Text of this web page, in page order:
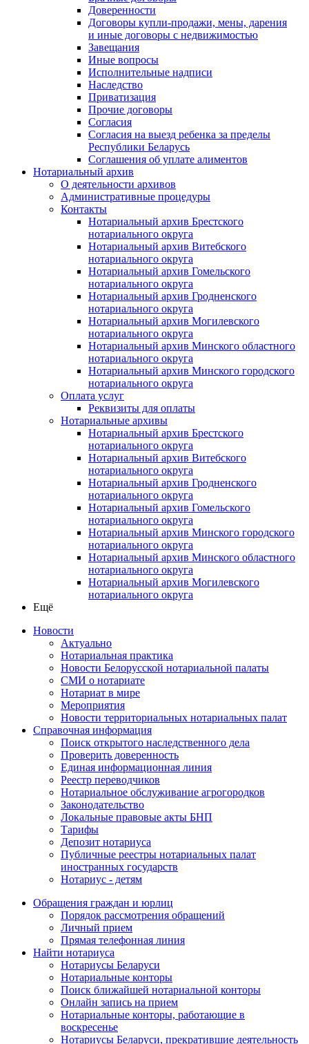
Доверенности
Договоры купли-продажи, мены, дарения
и иные договоры с недвижимостью
Завещания
Иные вопросы
Исполнительные надписи
Наследство
Приватизация
Прочие договоры
Согласия
Согласия на выезд ребенка за пределы
Республики Беларусь
Соглашения об уплате алиментов
Нотариальный архив
О деятельности архивов
Административные процедуры
Контакты
Нотариальный архив Брестского
нотариального округа
Нотариальный архив Витебского
нотариального округа
Нотариальный архив Гомельского
нотариального округа
Нотариальный архив Гродненского
нотариального округа
Нотариальный архив Могилевского
нотариального округа
Нотариальный архив Минского областного
нотариального округа
Нотариальный архив Минского городского
нотариального округа
Оплата услуг
Реквизиты для оплаты
Нотариальные архивы
Нотариальный архив Брестского
нотариального округа
Нотариальный архив Витебского
нотариального округа
Нотариальный архив Гродненского
нотариального округа
Нотариальный архив Гомельского
нотариального округа
Нотариальный архив Минского городского
нотариального округа
Нотариальный архив Минского областного
нотариального округа
Нотариальный архив Могилевского
нотариального округа
Ещё
Новости
Актуально
Нотариальная практика
Новости Белорусской нотариальной палаты
СМИ о нотариате
Нотариат в мире
Мероприятия
Новости территориальных нотариальных палат
Справочная информация
Поиск открытого наследственного дела
Проверить доверенность
Единая информационная линия
Реестр переводчиков
Нотариальное обслуживание агрогородков
Законодательство
Локальные правовые акты БНП
Тарифы
Депозит нотариуса
Публичные реестры нотариальных палат
иностранных государств
Нотариус - детям
Обращения граждан и юрлиц
Порядок рассмотрения обращений
Личный прием
Прямая телефонная линия
Найти нотариуса
Нотариусы Беларуси
Нотариальные конторы
Поиск ближайшей нотариальной конторы
Онлайн запись на прием
Нотариальные конторы, работающие в
воскресенье
Нотариусы Беларуси, прекратившие деятельность